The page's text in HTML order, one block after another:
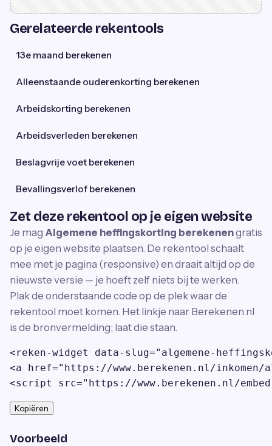
Gerelateerde rekentools
13e maand berekenen
Alleenstaande ouderenkorting berekenen
Arbeidskorting berekenen
Arbeidsverleden berekenen
Beslagvrije voet berekenen
Bevallingsverlof berekenen
Zet deze rekentool op je eigen website
Je mag Algemene heffingskorting berekenengratis
op je eigen website plaatsen. De rekentool schaalt
mee met je pagina (responsive) en draait altijd op de
nieuwste versie — je hoeft zelf niets bij te werken.
Plak de onderstaande code op de plek waar de
rekentool moet komen. Het linkje naar Berekenen.nl
is de bronvermelding; laat die staan.
<reken-widget data-slug="algemene-
<a href="https://www.berekenen.nl/inkomen/
<script src="https://www.berekenen.nl/
Kopiëren
Voorbeeld